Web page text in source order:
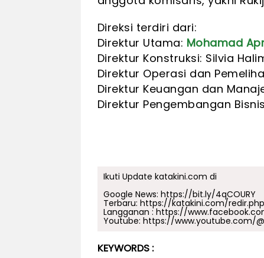
Direksi terdiri dari:
Direktur Utama: Mohamad
Direktur Konstruksi: Silvia
Direktur Operasi dan
Direktur Keuangan dan
Direktur Pengembangan
Ikuti Update katakini.com di
Google News: https://bit.ly/4qCOURY
Terbaru: https://katakini.com/
Langganan : https://
Youtube: https://www.youtube.com/
KEYWORDS :